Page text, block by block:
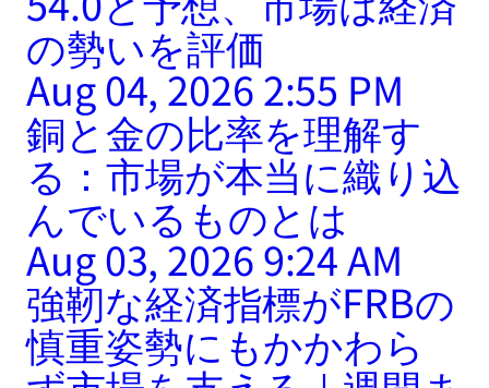
の勢いを評価
Aug 04, 2026 2:55 PM
銅と金の比率を理解す
る：市場が本当に織り込
んでいるものとは
Aug 03, 2026 9:24 AM
強靭な経済指標がFRBの
慎重姿勢にもかかわら